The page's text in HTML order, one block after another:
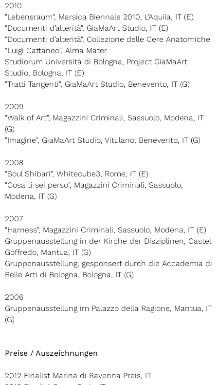
2010
"Lebensraum", Marsica Biennale 2010, L’Aquila, IT (E)
"Documenti d’alterità", GiaMaArt Studio, IT (E)
"Documenti d’alterità", Collezione delle Cere Anatomiche
"Luigi Cattaneo", Alma Mater
Studiorum Università di Bologna, Project GiaMaArt
Studio, Bologna, IT (E)
"Tratti Tangenti", GiaMaArt Studio, Benevento, IT (G)
2009
"Walk of Art", Magazzini Criminali, Sassuolo, Modena, IT
(G)
"Imagine", GiaMaArt Studio, Vitulano, Benevento, IT (G)
2008
"Soul Shibari", Whitecube3, Rome, IT (E)
"Cosa ti sei perso", Magazzini Criminali, Sassuolo,
Modena, IT (G)
2007
"Harness", Magazzini Criminali, Sassuolo, Modena, IT (E)
Gruppenausstellung in der Kirche der Disziplinen, Castel
Goffredo, Mantua, IT (G)
Gruppenausstellung, gesponsert durch die Accademia di
Belle Arti di Bologna, Bologna, IT (G)
2006
Gruppenausstellung im Palazzo della Ragione, Mantua, IT
(G)
Preise / Auszeichnungen
2012 Finalist Marina di Ravenna Preis, IT